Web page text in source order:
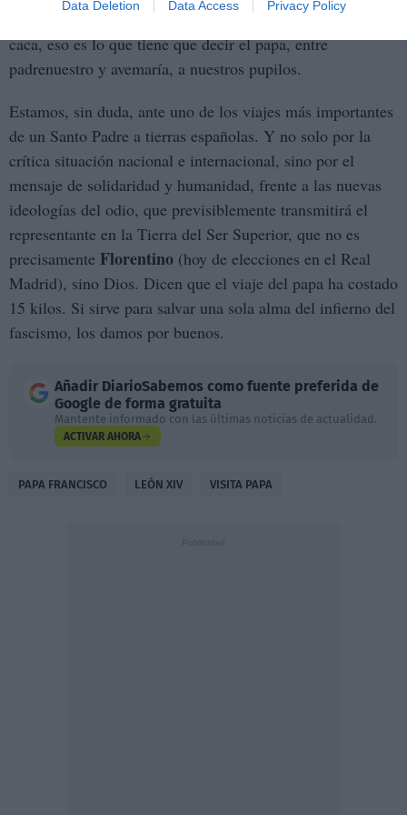
Data Deletion Data Access Privacy Policy
puntapié, como propone
. Fascismo malo, feo,
caca, eso es lo que tiene que decir el papa, entre
padrenuestro y avemaría, a nuestros pupilos.
Estamos, sin duda, ante uno de los viajes más importantes
de un Santo Padre a tierras españolas. Y no solo por la
crítica situación nacional e internacional, sino por el
mensaje de solidaridad y humanidad, frente a las nuevas
ideologías del odio, que previsiblemente transmitirá el
representante en la Tierra del Ser Superior, que no es
precisamente Florentino (hoy de elecciones en el Real
Madrid), sino Dios. Dicen que el viaje del papa ha costado
15 kilos. Si sirve para salvar una sola alma del infierno del
fascismo, los damos por buenos.
Añadir DiarioSabemos como fuente preferida de
Google de forma gratuita
Mantente informado con las últimas noticias de actualidad.
ACTIVAR AHORA
PAPA FRANCISCO LEÓN XIV VISITA PAPA